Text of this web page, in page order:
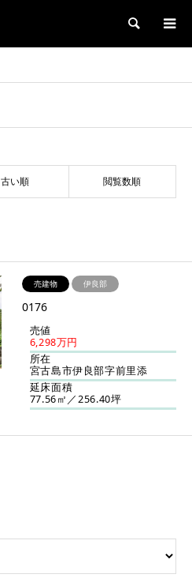
検索
古い順 閲覧数順
売建物 伊良部
0176
売値
6,298万円
所在
宮古島市伊良部字前里添
延床面積
77.56㎡／256.40坪